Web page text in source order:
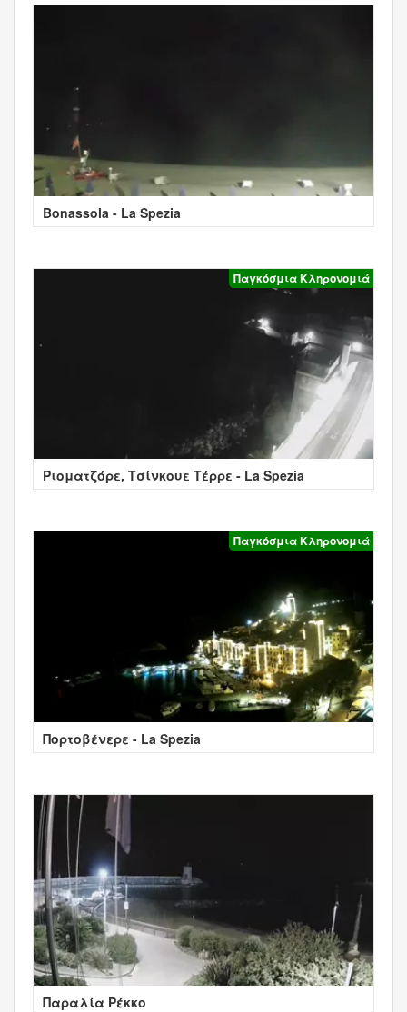
Bonassola - La Spezia
Παγκόσμια Κληρονομιά
Ριοματζόρε, Τσίνκουε Τέρρε - La Spezia
Παγκόσμια Κληρονομιά
Πορτοβένερε - La Spezia
Παραλία Ρέκκο